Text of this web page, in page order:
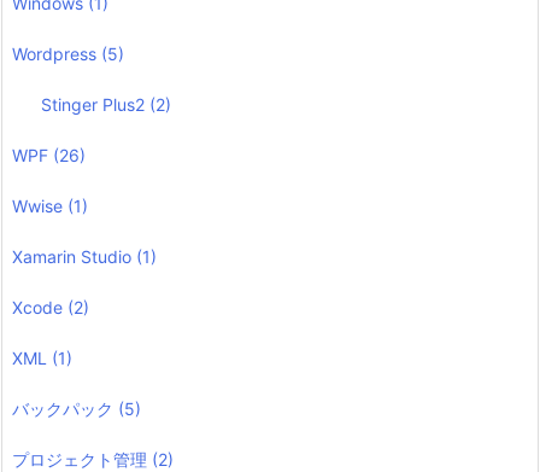
Wordpress (5)
Stinger Plus2 (2)
WPF (26)
Wwise (1)
Xamarin Studio (1)
Xcode (2)
XML (1)
バックパック (5)
プロジェクト管理 (2)